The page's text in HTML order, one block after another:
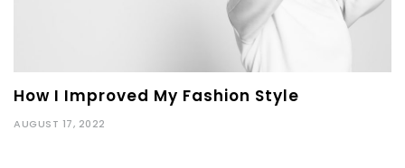
How I Improved My Fashion Style
AUGUST 17, 2022